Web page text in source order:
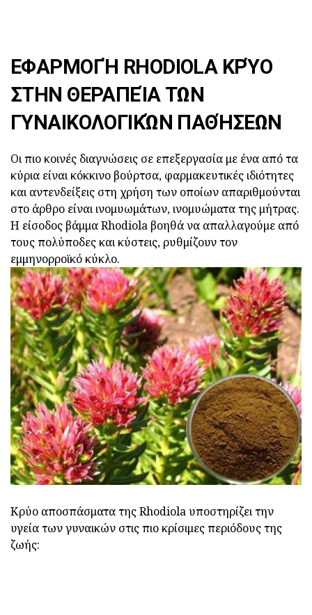
ΕΦΑΡΜΟΓΉ RHODIOLA ΚΡΎΟ
ΣΤΗΝ ΘΕΡΑΠΕΊΑ ΤΩΝ
ΓΥΝΑΙΚΟΛΟΓΙΚΏΝ ΠΑΘΉΣΕΩΝ
Οι πιο κοινές διαγνώσεις σε επεξεργασία με ένα από τα
κύρια είναι κόκκινο βούρτσα, φαρμακευτικές ιδιότητες
και αντενδείξεις στη χρήση των οποίων απαριθμούνται
στο άρθρο είναι ινομυωμάτων, ινομυώματα της μήτρας.
Η είσοδος βάμμα Rhodiola βοηθά να απαλλαγούμε από
τους πολύποδες και κύστεις, ρυθμίζουν τον
εμμηνορροϊκό κύκλο.
Κρύο αποσπάσματα της Rhodiola υποστηρίζει την
υγεία των γυναικών στις πιο κρίσιμες περιόδους της
ζωής: